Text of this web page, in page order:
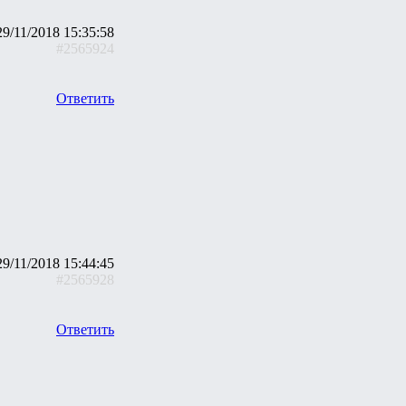
11/2018 15:35:58
#2565924
Ответить
11/2018 15:44:45
#2565928
Ответить